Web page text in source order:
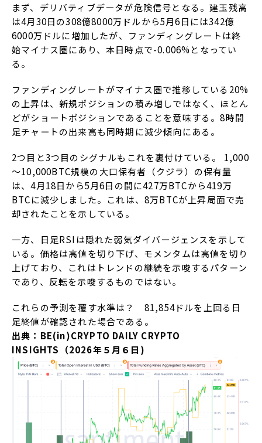
まず、デリバティブデータが危険信号となる。建玉残高
は4月30日の308億8000万ドルから5月6日には342億
6000万ドルに増加したが、ファンディングレートは終
始マイナス圏にあり、本日時点で-0.006%となってい
る。
ファンディングレートがマイナス圏で推移している20%
の上昇は、新規ポジションの積み増しではなく、ほとん
どがショートポジションであることを意味する。8時間
足チャートの出来高も同時期に減少傾向にある。
2つ目と3つ目のシグナルもこれを裏付けている。 1,000
～10,000BTC規模の大口保有者（クジラ）の保有量
は、4月18日から5月6日の間に427万BTCから419万
BTCに減少しました。これは、8万BTCが上昇局面で売
却されたことを示している。
一方、日足RSIは隠れた弱気ダイバージェンスを示して
いる。価格は高値を切り下げ、モメンタムは高値を切り
上げており、これはトレンドの継続を示唆するパターン
であり、反転を示唆するものではない。
これらの予測を覆す水準は？ 81,854ドルを上回る日
足終値が確認された場合である。
出典：BE(in)CRYPTO DAILY CRYPTO
INSIGHTS（2026年５月６日)